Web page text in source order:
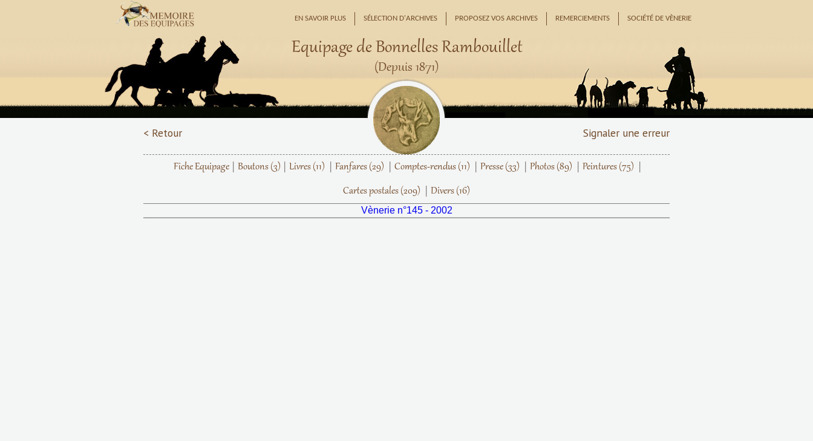
EN SAVOIR PLUS SÉLECTION D'ARCHIVES PROPOSEZ VOS ARCHIVES REMERCIEMENTS SOCIÉTÉ DE VÈNERIE
Equipage de Bonnelles Rambouillet
(Depuis 1871)
< Retour Signaler une erreur
Fiche Equipage Boutons (3) Livres (11) Fanfares (29) Comptes-rendus (11) Presse (33) Photos (89) Peintures (75)
Cartes postales (209) Divers (16)
Vènerie n°145 - 2002